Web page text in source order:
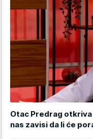
Otac Predrag
nas zavisi da li će